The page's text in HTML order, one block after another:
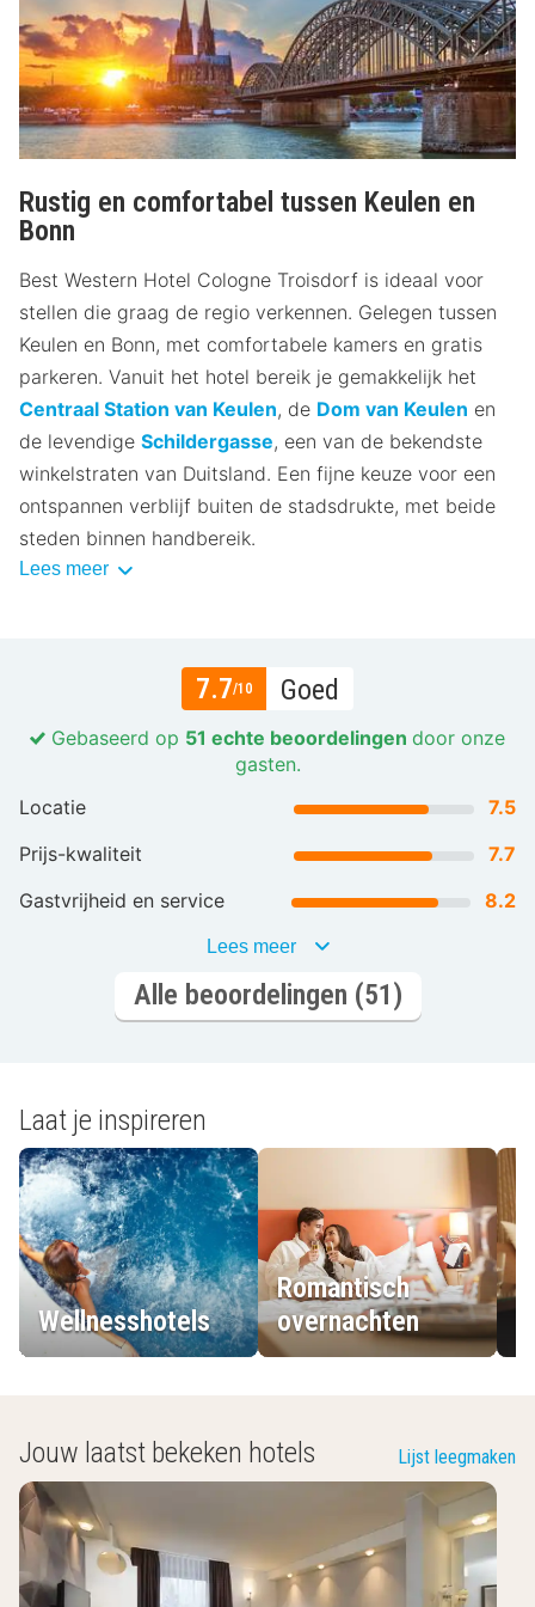
Rustig en comfortabel tussen Keulen en
Bonn
Best Western Hotel Cologne Troisdorf is ideaal voor
stellen die graag de regio verkennen. Gelegen tussen
Keulen en Bonn, met comfortabele kamers en gratis
parkeren. Vanuit het hotel bereik je gemakkelijk het
Centraal Station van Keulen, de Dom van Keulen en
de levendige Schildergasse, een van de bekendste
winkelstraten van Duitsland. Een fijne keuze voor een
ontspannen verblijf buiten de stadsdrukte, met beide
steden binnen handbereik.
Lees meer
7.7/10 Goed
Gebaseerd op 51 echte beoordelingen door onze
gasten.
Locatie
7.5
Prijs-kwaliteit
7.7
Gastvrijheid en service
8.2
Lees meer
Alle beoordelingen (51)
Laat je inspireren
Wellnesshotels
Romantisch
overnachten
Jouw laatst bekeken hotels Lijst leegmaken